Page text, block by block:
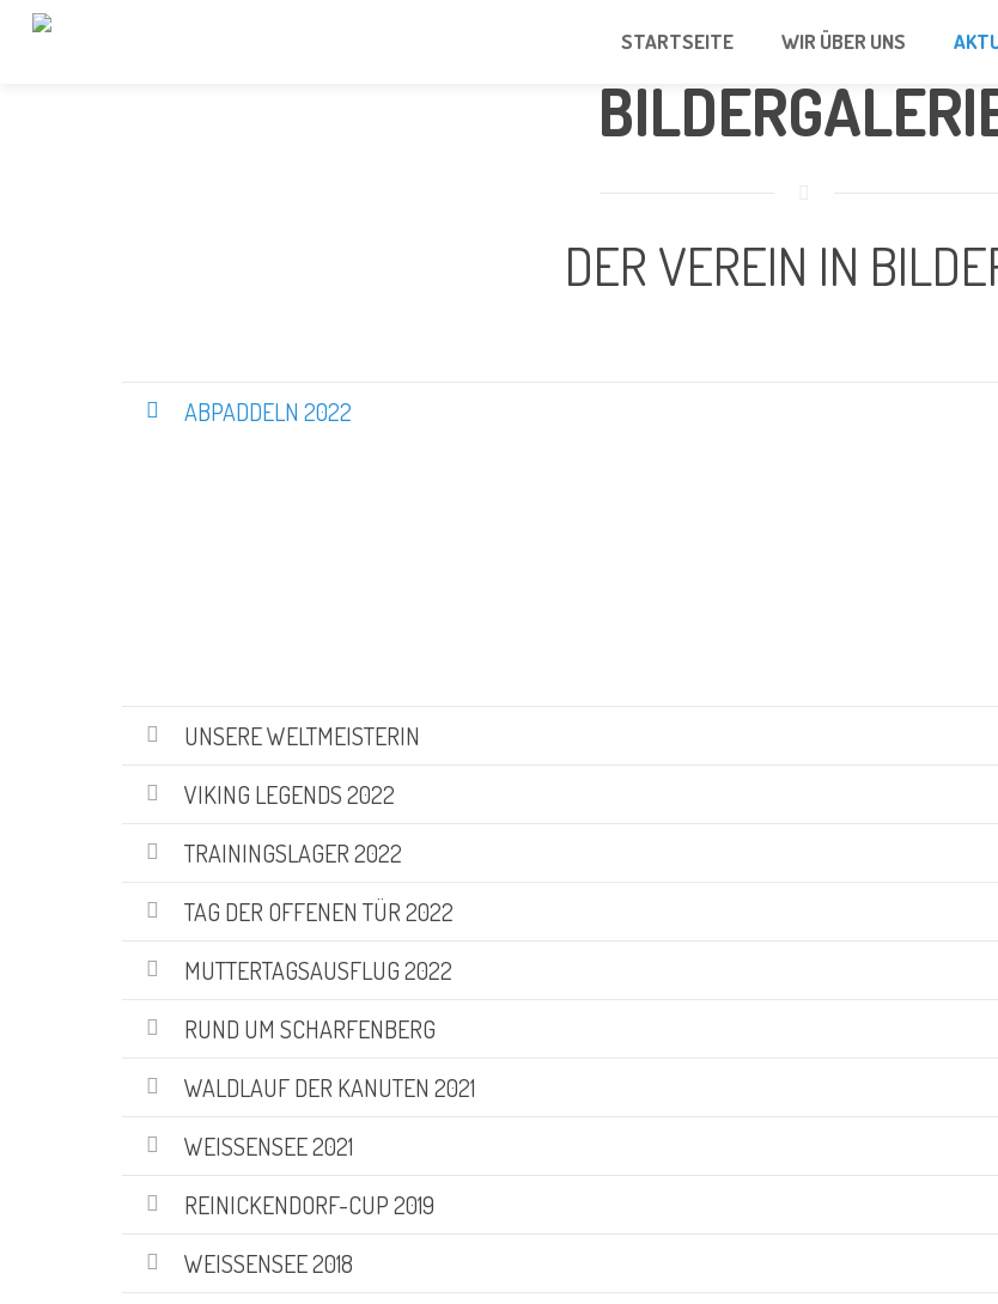
STARTSEITE WIR ÜBER UNS
DER VEREIN IN
ABPADDELN 2022
UNSERE WELTMEISTERIN
VIKING LEGENDS 2022
TRAININGSLAGER 2022
TAG DER OFFENEN TÜR 2022
MUTTERTAGSAUSFLUG 2022
RUND UM SCHARFENBERG
WALDLAUF DER KANUTEN 2021
WEISSENSEE 2021
REINICKENDORF-CUP 2019
WEISSENSEE 2018